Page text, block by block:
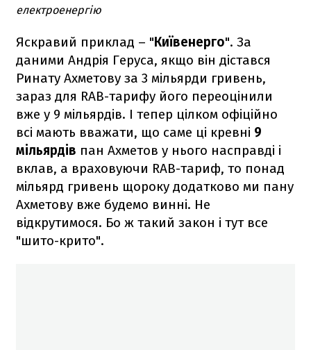
електроенергію
Яскравий приклад – "Київенерго". За
даними Андрія Геруса, якщо він дістався
Ринату Ахметову за 3 мільярди гривень,
зараз для RAB-тарифу його переоцінили
вже у 9 мільярдів. І тепер цілком офіційно
всі мають вважати, що саме ці кревні 9
мільярдів пан Ахметов у нього насправді і
вклав, а враховуючи RAB-тариф, то понад
мільярд гривень щороку додатково ми пану
Ахметову вже будемо винні. Не
відкрутимося. Бо ж такий закон і тут все
"шито-крито".